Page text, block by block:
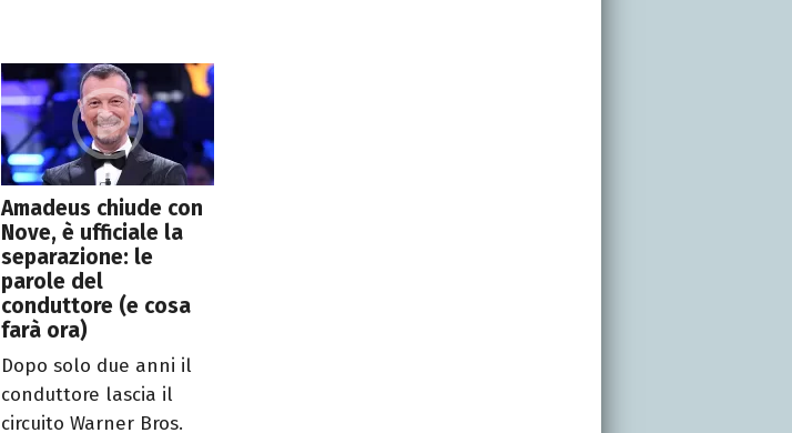
Amadeus chiude con
Nove, è ufficiale la
separazione: le
parole del
conduttore (e cosa
farà ora)
Dopo solo due anni il
conduttore lascia il
circuito Warner Bros.